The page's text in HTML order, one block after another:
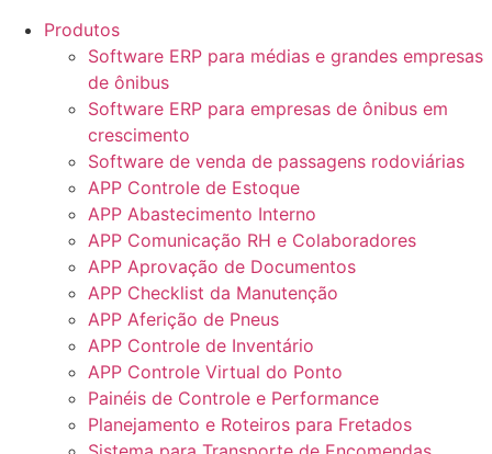
Produtos
Software ERP para médias e grandes empresas
de ônibus
Software ERP para empresas de ônibus em
crescimento
Software de venda de passagens rodoviárias
APP Controle de Estoque
APP Abastecimento Interno
APP Comunicação RH e Colaboradores
APP Aprovação de Documentos
APP Checklist da Manutenção
APP Aferição de Pneus
APP Controle de Inventário
APP Controle Virtual do Ponto
Painéis de Controle e Performance
Planejamento e Roteiros para Fretados